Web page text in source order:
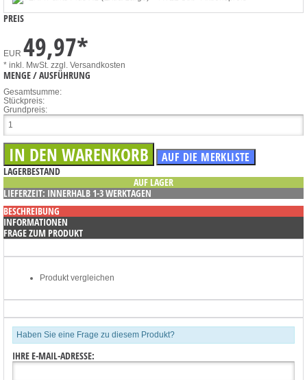
PREIS
EUR 49,97*
* inkl. MwSt. zzgl. Versandkosten
MENGE / AUSFÜHRUNG
Gesamtsumme:
Stückpreis:
Grundpreis:
LAGERBESTAND
AUF LAGER
LIEFERZEIT: INNERHALB 1-3 WERKTAGEN
BESCHREIBUNG
INFORMATIONEN
FRAGE ZUM PRODUKT
Produkt vergleichen
Haben Sie eine Frage zu diesem Produkt?
IHRE E-MAIL-ADRESSE: